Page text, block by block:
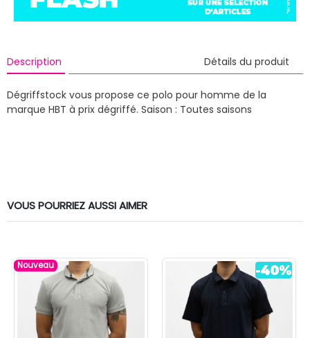
Description Détails du produit
Dégriffstock vous propose ce polo pour homme de la
marque HBT à prix dégriffé. Saison : Toutes saisons
VOUS POURRIEZ AUSSI AIMER
Nouveau